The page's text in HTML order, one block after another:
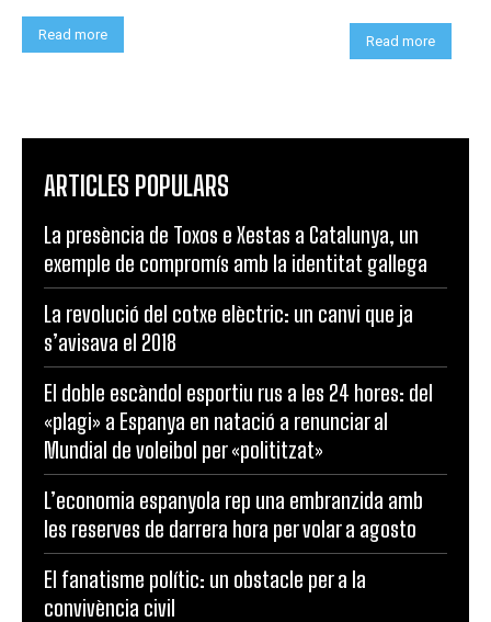
Read more Read more
ARTICLES POPULARS
La presència de Toxos e Xestas a Catalunya, un
exemple de compromís amb la identitat gallega
La revolució del cotxe elèctric: un canvi que ja
s’avisava el 2018
El doble escàndol esportiu rus a les 24 hores: del
«plagi» a Espanya en natació a renunciar al
Mundial de voleibol per «polititzat»
L’economia espanyola rep una embranzida amb
les reserves de darrera hora per volar a agosto
El fanatisme polític: un obstacle per a la
convivència civil